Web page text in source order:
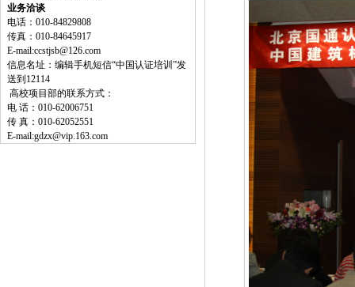
业务洽谈
电话：010-84829808
传真：010-84645917
E-mail:ccstjsb@126.com
信息名址：编辑手机短信“中国认证培训”发
送到12114
高校项目部的联系方式：
电 话：010-62006751
传 真：010-62052551
E-mail:gdzx@vip.163.com